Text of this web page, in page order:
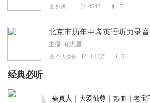
外语 4542 7
北京市历年中考英语听力录音
主播:有志昌
个人成长 1.11万 5
经典必听